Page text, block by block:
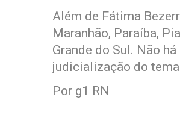
Além de Fátima
Maranhão, Paraíba,
Grande do Sul. Não
judicialização do
Por g1 RN